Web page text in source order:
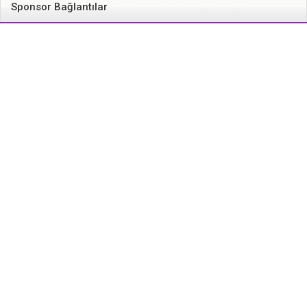
Sponsor Bağlantılar